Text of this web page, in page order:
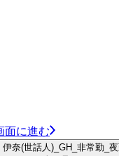
面に進む
奈(世話人)_GH_非常勤_